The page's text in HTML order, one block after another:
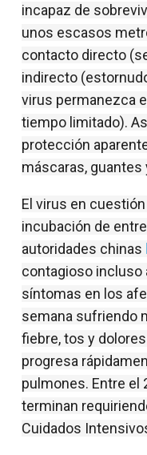
incapaz de
unos escasos
contacto directo
indirecto
virus permanezca
tiempo limitado).
protección
máscaras,
El virus en
incubación de
autoridades chinas
contagioso incluso
síntomas en los
semana sufriendo
fiebre, tos y
progresa
pulmones. Entre el
terminan
Cuidados